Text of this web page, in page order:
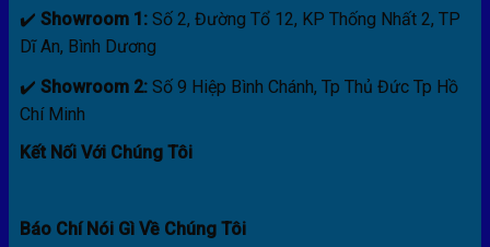
✔️ Showroom 1:Số 2, Đường Tổ 12, KP Thống Nhất 2, TP
Dĩ An, Bình Dương
✔️ Showroom 2:Số 9 Hiệp Bình Chánh, Tp Thủ Đức Tp Hồ
Chí Minh
Kết Nối Với Chúng Tôi
Báo Chí Nói Gì Về Chúng Tôi